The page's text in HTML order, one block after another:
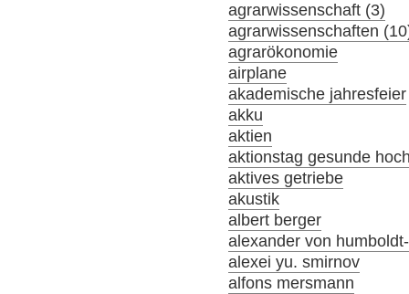
agrarwissenschaft (3)
agrarwissenschaften
agrarökonomie
airplane
akademische jahresfeier
akku
aktien
aktionstag gesunde
aktives getriebe
akustik
albert berger
alexander von
alexei yu. smirnov
alfons mersmann